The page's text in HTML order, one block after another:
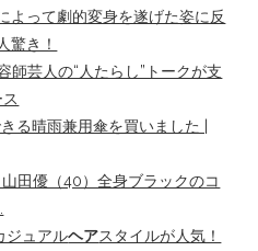
よって劇的変身を遂げた姿に反
驚き！
師芸人の“人たらし”トークが支
る晴雨兼用傘を買いました |
田優（40）全身ブラックのコ
ジュアルヘアスタイルが人気！